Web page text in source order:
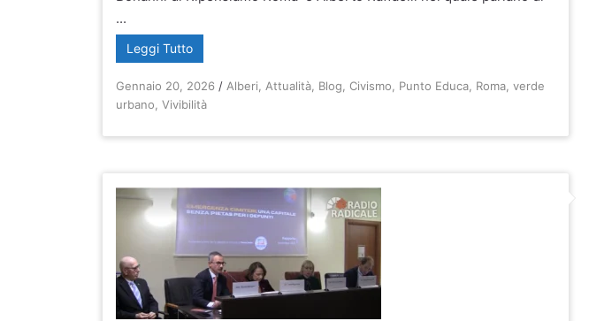
...
Leggi Tutto
Gennaio 20, 2026 / Alberi Attualità Blog ,Civismo Punto Educa Roma ,verde
urbano ,Vivibilità